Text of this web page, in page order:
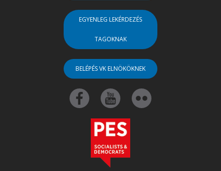
EGYENLEG LEKÉRDEZÉS
TAGOKNAK
BELÉPÉS VK ELNÖKÖKNEK